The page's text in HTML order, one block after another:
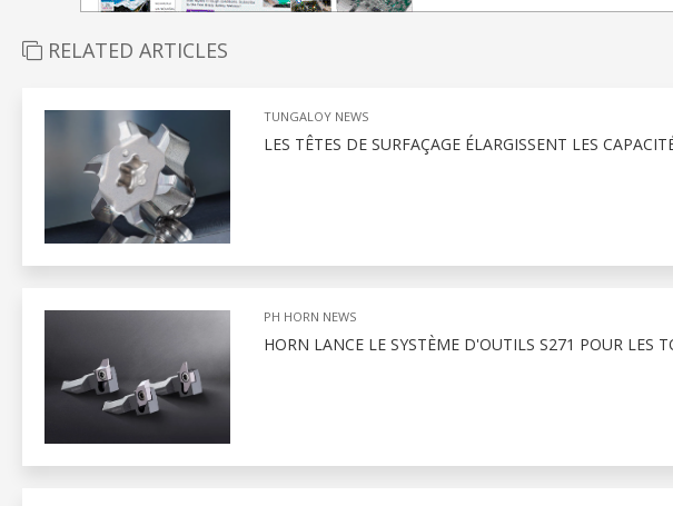
RELATED ARTICLES
TUNGALOY NEWS
LES TÊTES DE SURFAÇAGE ÉLARGISSENT LES
PH HORN NEWS
HORN LANCE LE SYSTÈME D'OUTILS S271 POUR LES